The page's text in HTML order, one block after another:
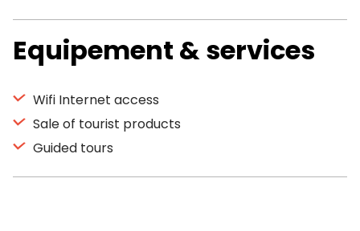
Equipement & services
Wifi Internet access
Sale of tourist products
Guided tours